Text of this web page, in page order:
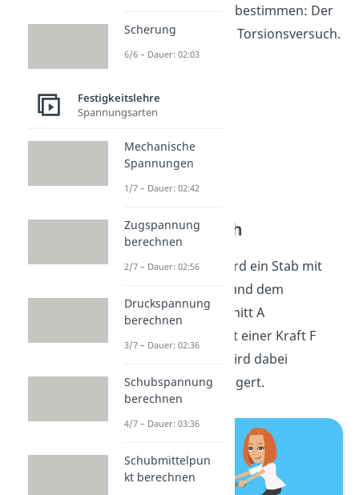
Gesetzmäßigkeit zu bestimmen: Der
Zugversuch und der Torsionsversuch.
Der Zugversuch
Beim Zugversuch wird ein Stab mit
definierter Länge L und dem
bekannten Querschnitt A
eingespannt und mit einer Kraft F
belastet. Die Kraft wird dabei
kontinuierlich gesteigert.
Scherung
6/6 – Dauer: 02:03
Festigkeitslehre
Spannungsarten
Mechanische
Spannungen
1/7 – Dauer: 02:42
Zugspannung
berechnen
2/7 – Dauer: 02:56
Druckspannung
berechnen
3/7 – Dauer: 02:36
Schubspannung
berechnen
4/7 – Dauer: 03:36
Schubmittelpun
kt berechnen